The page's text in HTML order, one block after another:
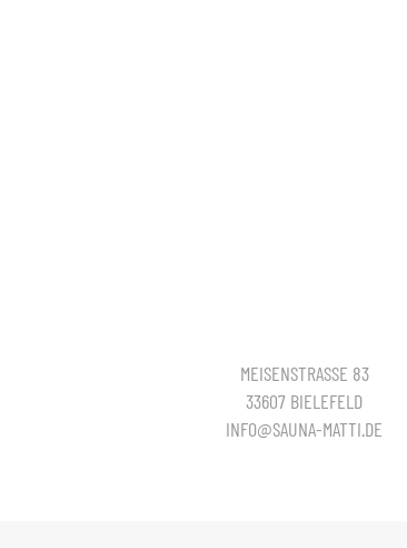
MEISENSTRASSE 83
33607 BIELEFELD
INFO@SAUNA-MATTI.DE